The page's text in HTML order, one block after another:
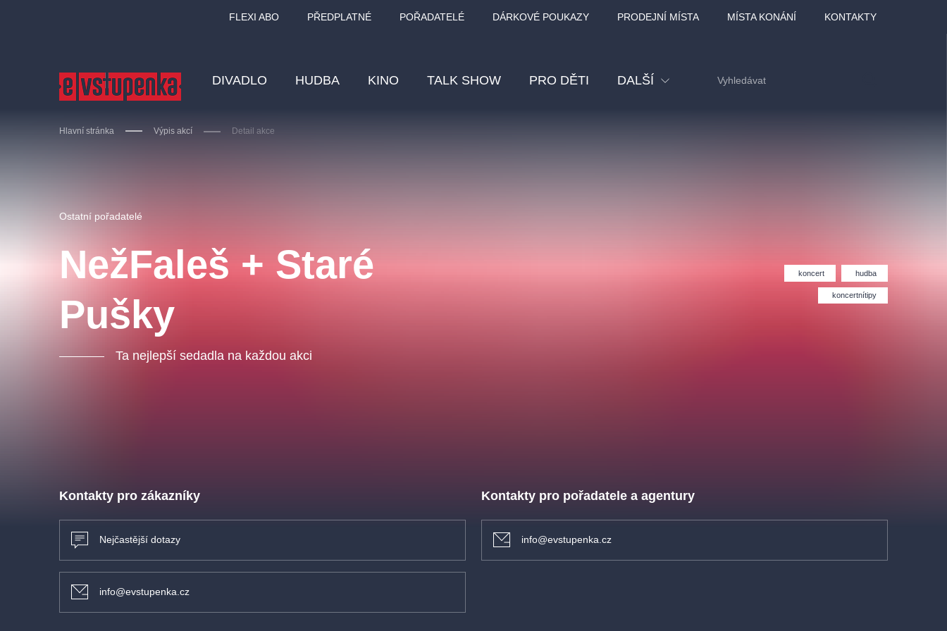
FLEXI ABO PŘEDPLATNÉ POŘADATELÉ DÁRKOVÉ POUKAZY PRODEJNÍ MÍSTA MÍSTA KONÁNÍ KONTAKTY
DIVADLO HUDBA KINO TALK SHOW PRO DĚTI DALŠÍ
Hlavní stránka Výpis akcí Detail akce
Ostatní pořadatelé
NežFaleš + Staré
Pušky
Ta nejlepší sedadla na každou akci
koncert hudba
koncertnítipy
Kontakty pro zákazníky
Nejčastější dotazy
info@evstupenka.cz
Kontakty pro pořadatele a agentury
info@evstupenka.cz
divadlo premiéra klasickáhudba